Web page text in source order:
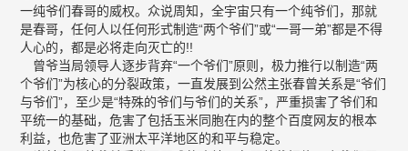
一纯爷们春哥的威权。众说周知，全宇宙只有一个纯爷们，那就
是春哥，任何人以任何形式制造“两个爷们”或“一哥一弟”都是不得
人心的，都是必将走向灭亡的!!
曾爷当局领导人逐步背弃“一个爷们”原则，极力推行以制造“两
个爷们”为核心的分裂政策，一直发展到公然主张春曾关系是“爷们
与爷们”，至少是“特殊的爷们与爷们的关系”，严重损害了爷们和
平统一的基础，危害了包括玉米同胞在内的整个百度网友的根本
利益，也危害了亚洲太平洋地区的和平与稳定。